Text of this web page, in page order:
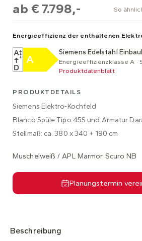
ab € 7.798,- So
Energieeffizienz der enthaltenen
Siemens Edelstahl
Energieeffizienzklasse A ·
Produktdatenblatt
PRODUKTDETAILS
Siemens Elektro-Kochfeld
Blanco Spüle Tipo 45S und Armatur
Stellmaß: ca. 380 x 340 + 190 cm
Muschelweiß / APL Marmor Scuro NB
Planungstermin
Beschreibung